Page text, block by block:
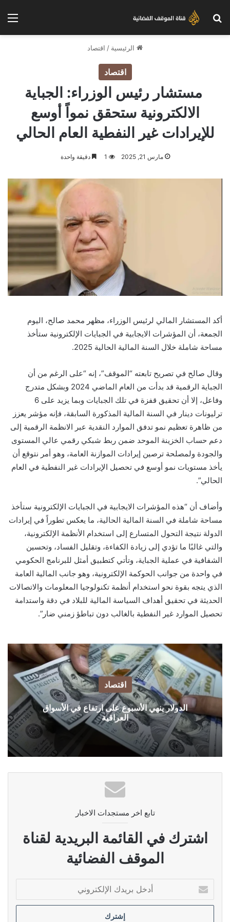
بحث عن
الرئيسية / اقتصاد
اقتصاد
مستشار رئيس الوزراء: الجباية
الالكترونية ستحقق نمواً أوسع
للإيرادات غير النفطية العام الحالي
مارس 21, 2025 1 دقيقة واحدة
أكد المستشار المالي لرئيس الوزراء، مظهر محمد صالح، اليوم
الجمعة، أن المؤشرات الايجابية في الجبايات الإلكترونية ستأخذ
مساحة شاملة خلال السنة المالية الحالية 2025.
وقال صالح في تصريح تابعته “الموقف”، إنه “على الرغم من أن
الجباية الرقمية قد بدأت من العام الماضي 2024 وبشكل متدرج
وفاعل، إلا أن تحقيق قفزة في تلك الجبايات وبما يزيد على 6
ترليونات دينار في السنة المالية المذكورة السابقة، فإنه مؤشر يعزز
من ظاهرة تعظيم نمو تدفق الموارد النقدية عبر الانظمة الرقمية إلى
دعم حساب الخزينة الموحد ضمن ربط شبكي رقمي عالي المستوى
والجودة ولمصلحة ترصين إيرادات الموازنة العامة، وهو أمر نتوقع أن
يأخذ مستويات نمو أوسع في تحصيل الإيرادات غير النفطية في العام
الحالي”.
وأضاف أن “هذه المؤشرات الايجابية في الجبايات الإلكترونية ستأخذ
مساحة شاملة في السنة المالية الحالية، ما يعكس تطوراً في إيرادات
الدولة نتيجة التحول المتسارع إلى استخدام الأنظمة الإلكترونية،
والتي غالبًا ما تؤدي إلى زيادة الكفاءة، وتقليل الفساد، وتحسين
الشفافية في عملية الجباية، وتأتي كتطبيق أمثل للبرنامج الحكومي
في واحدة من جوانب الحوكمة الإلكترونية، وهو جانب المالية العامة
الذي يتجه بقوة نحو استخدام أنظمة تكنولوجيا المعلومات والاتصالات
الحديثة في تحقيق أهداف السياسة المالية للبلاد في دقة واستدامة
تحصيل الموارد غير النفطية بالغالب دون تباطؤ زمني ضار”.
اقتصاد
الدولار ينهي الأسبوع على ارتفاع في الأسواق
العراقية
تابع اخر مستجدات الاخبار
اشترك في القائمة البريدية لقناة
الموقف الفضائية
بريدك
الإلكتروني